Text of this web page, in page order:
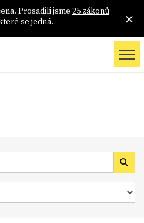
Prosadili jsme 25 zákonů
se jedná.